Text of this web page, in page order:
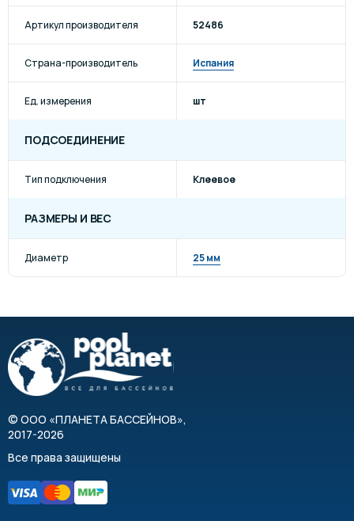
Артикул производителя 52486
Страна-производитель Испания
Ед. измерения шт
ПОДСОЕДИНЕНИЕ
Тип подключения Клеевое
РАЗМЕРЫ И ВЕС
Диаметр 25 мм
© ООО «ПЛАНЕТА БАССЕЙНОВ»,
2017-2026
Все права защищены